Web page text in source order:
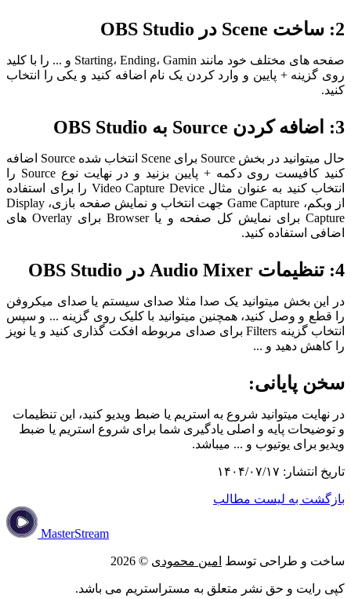
2: ساخت Scene در OBS Studio
صفحه های مختلف خود مانند Starting، Ending، Gamin و ... را با کلید
روی گزینه + پایین و وارد کردن یک نام اضافه کنید و یکی را انتخاب
کنید.
3: اضافه کردن Source به OBS Studio
حال میتوانید در بخش Source برای Scene انتخاب شده Source اضافه
کنید کافیست روی دکمه + پایین بزنید و در نهایت نوع Source را
انتخاب کنید به عنوان مثال Video Capture Device را برای استفاده
از وبکم، Game Capture جهت انتخاب و نمایش صفحه بازی، Display
Capture برای نمایش کل صفحه و یا Browser برای Overlay های
اضافی استفاده کنید.
4: تنظیمات Audio Mixer در OBS Studio
در این بخش میتوانید یک صدا مثلا صدای سیستم یا صدای میکروفن
را قطع و وصل کنید، همچنین میتوانید با کلیک روی گزینه ... و سپس
انتخاب گزینه Filters برای صدای مربوطه افکت گذاری کنید و یا نویز
را کاهش دهید و ...
سخن پایانی:
در نهایت میتوانید شروع به استریم یا ضبط ویدیو کنید، این تنظیمات
و توضیحات پایه و اصلی یادگیری شما برای شروع استریم یا ضبط
ویدیو برای یوتیوب و ... میباشد.
تاریخ انتشار: ۱۴۰۴/۰۷/۱۷
بازگشت به لیست مطالب
MasterStream
ساخت و طراحی توسط امین محمودی © 2026
کپی رایت و حق نشر متعلق به مستراستریم می باشد.